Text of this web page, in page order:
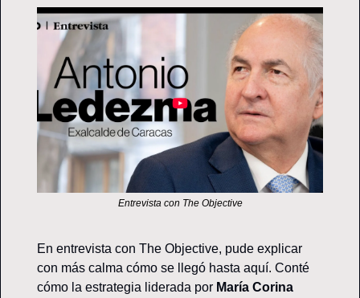
Entrevista con The Objective
En entrevista con The Objective, pude explicar
con más calma cómo se llegó hasta aquí. Conté
cómo la estrategia liderada por María Corina